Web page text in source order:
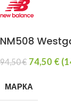
NM508
94,50€ 74,50 € (
МАРКА